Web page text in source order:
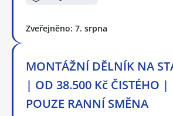
Zveřejněno: 7. srpna
MONTÁŽNÍ DĚLNÍK NA
| OD 38.500 Kč ČISTÉHO |
POUZE RANNÍ SMĚNA